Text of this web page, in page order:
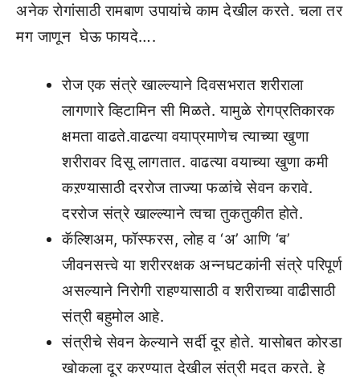
अनेक रोगांसाठी रामबाण उपायांचे काम देखील करते. चला तर
मग जाणून घेऊ फायदे….
रोज एक संत्रे खाल्ल्याने दिवसभरात शरीराला
लागणारे व्हिटामिन सी मिळते. यामुळे रोगप्रतिकारक
क्षमता वाढते.वाढत्या वयाप्रमाणेच त्याच्या खुणा
शरीरावर दिसू लागतात. वाढत्या वयाच्या खुणा कमी
कऱण्यासाठी दररोज ताज्या फळांचे सेवन करावे.
दररोज संत्रे खाल्ल्याने त्वचा तुकतुकीत होते.
कॅल्शिअम, फॉस्फरस, लोह व ‘अ’ आणि ‘ब’
जीवनसत्त्वे या शरीररक्षक अन्नघटकांनी संत्रे परिपूर्ण
असल्याने निरोगी राहण्यासाठी व शरीराच्या वाढीसाठी
संत्री बहुमोल आहे.
संत्रीचे सेवन केल्याने सर्दी दूर होते. यासोबत कोरडा
खोकला दूर करण्यात देखील संत्री मदत करते. हे